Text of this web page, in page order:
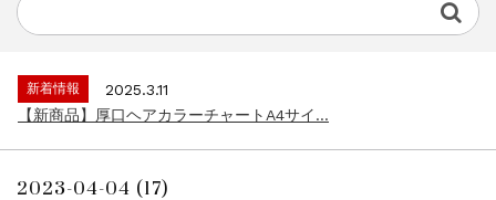
一部ヘアカラーチャートのお値引きを行いま...
新着情報
2026.7.1
新着情報
2025.3.11
【新商品】厚口ヘアカラーチャートA4サイ...
新着情報
2024.4.10
2023-04-04 (17)